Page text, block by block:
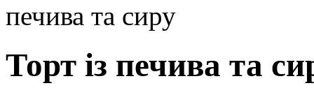
печива та сиру
Торт із печива та